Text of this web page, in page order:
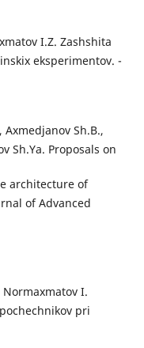
I.Z. Zashshita
eksperimentov. -
Sh.B.,
Sh.Ya. Proposals on
architecture of
of Advanced
I.
pri